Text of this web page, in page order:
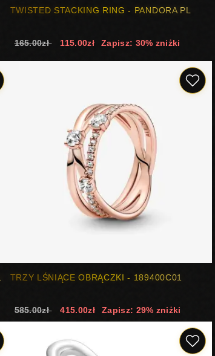
TWISTED STACKING RING - PANDORA PL
165.00zł 115.00zł Zapisz: 30% zniżki
TRZY LŚNIĄCE OBRĄCZKI - 189400C01
585.00zł 415.00zł Zapisz: 29% zniżki